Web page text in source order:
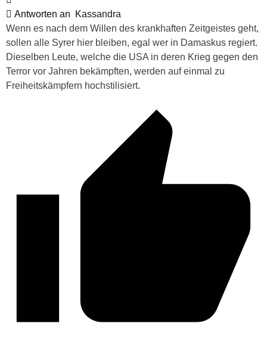
Antworten an
Kassandra
Wenn es nach dem Willen des krankhaften Zeitgeistes geht,
sollen alle Syrer hier bleiben, egal wer in Damaskus regiert.
Dieselben Leute, welche die USA in deren Krieg gegen den
Terror vor Jahren bekämpften, werden auf einmal zu
Freiheitskämpfern hochstilisiert.